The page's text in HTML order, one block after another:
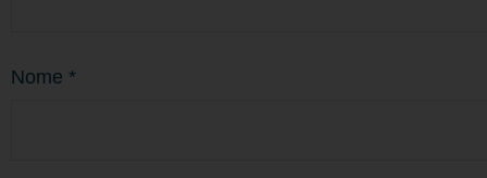
Nome *